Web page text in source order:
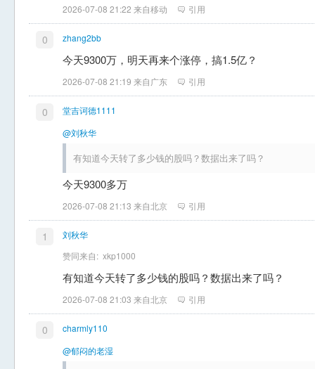
2026-07-08 21:22 来自移动 引用
0 zhang2bb
今天9300万，明天再来个涨停，搞1.5亿？
2026-07-08 21:19 来自广东 引用
0
堂吉诃德1111
@刘秋华
有知道今天转了多少钱的股吗？数据出来了吗？
今天9300多万
2026-07-08 21:13 来自北京 引用
1
刘秋华
赞同来自: xkp1000
有知道今天转了多少钱的股吗？数据出来了吗？
2026-07-08 21:03 来自北京 引用
0
charmly110
@郁闷的老湿